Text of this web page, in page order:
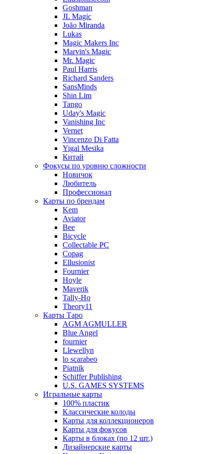
Goshman
JL Magic
João Miranda
Lukas
Magic Makers Inc
Marvin's Magic
Mr. Magic
Paul Harris
Richard Sanders
SansMinds
Shin Lim
Tango
Uday's Magic
Vanishing Inc
Vernet
Vincenzo Di Fatta
Yigal Mesika
Китай
Фокусы по уровню сложности
Новичок
Любитель
Профессионал
Карты по брендам
Kem
Aviator
Bee
Bicycle
Collectable PC
Copag
Ellusionist
Fournier
Hoyle
Maverik
Tally-Ho
Theory11
Карты Таро
AGM AGMULLER
Blue Angel
fournier
Llewellyn
lo scarabeo
Piatnik
Schiffer Publishing
U.S. GAMES SYSTEMS
Игральные карты
100% пластик
Классические колоды
Карты для коллекционеров
Карты для фокусов
Карты в блоках (по 12 шт.)
Дизайнерские карты